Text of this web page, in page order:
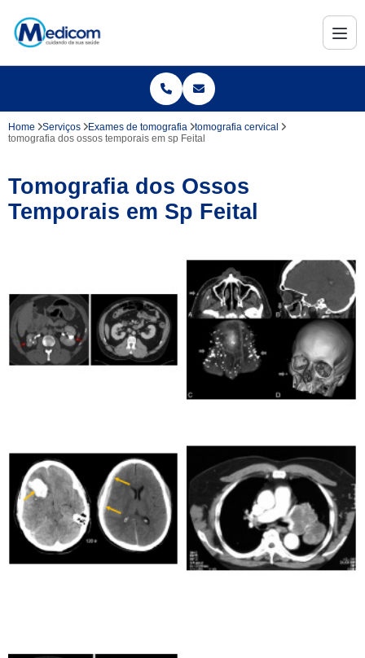
Home Serviços Exames de tomografia
tomografia cervical
tomografia dos ossos temporais em sp Feital
Tomografia dos Ossos
Temporais em Sp Feital